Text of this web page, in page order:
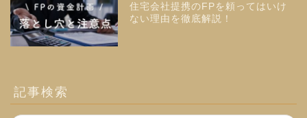
住宅会社提携のFPを頼ってはいけ
ない理由を徹底解説！
記事検索